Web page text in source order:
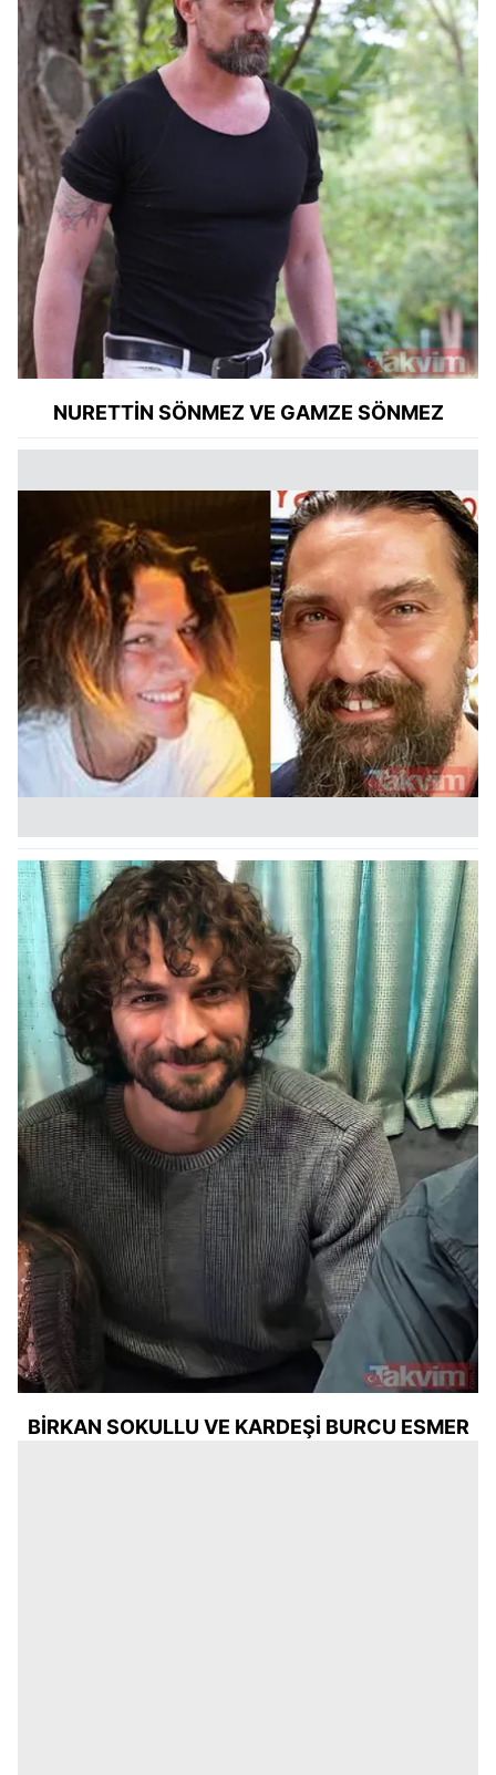
NURETTİN SÖNMEZ VE GAMZE SÖNMEZ
BİRKAN SOKULLU VE KARDEŞİ BURCU ESMER